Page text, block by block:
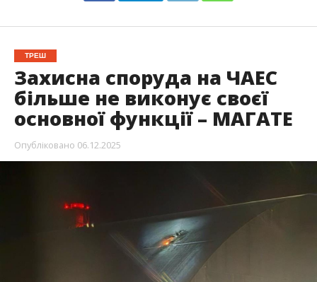
ТРЕШ
Захисна споруда на ЧАЕС
більше не виконує своєї
основної функції – МАГАТЕ
Опубліковано 06.12.2025